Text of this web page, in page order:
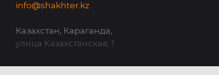
info@shakhter.kz
Казахстан, Караганда,
улица Казахстанская, 1